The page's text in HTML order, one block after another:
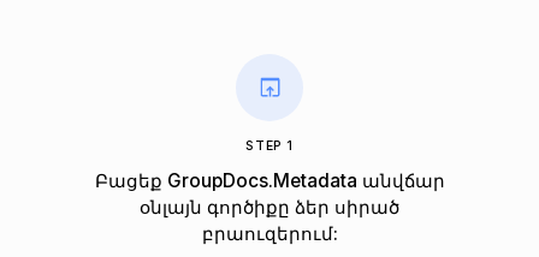
STEP 1
Բացեք GroupDocs.Metadata անվճար
օնլայն գործիքը ձեր սիրած
բրաուզերում: